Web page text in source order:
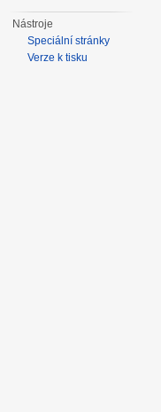
Nástroje
Speciální stránky
Verze k tisku